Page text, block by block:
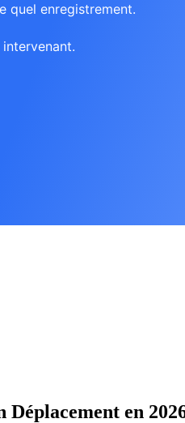
quel enregistrement.
en